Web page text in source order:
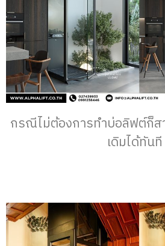
กรณีไม่ต้องการทำบ่อลิฟต์ก็
เดิมได้ทันที